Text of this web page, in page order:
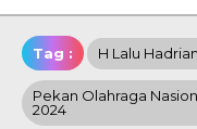
Tag : H Lalu
Pekan Olahraga
2024